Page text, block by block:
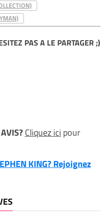
PAS A LE PARTAGER ;)
Cliquez ici pour
KING? Rejoignez